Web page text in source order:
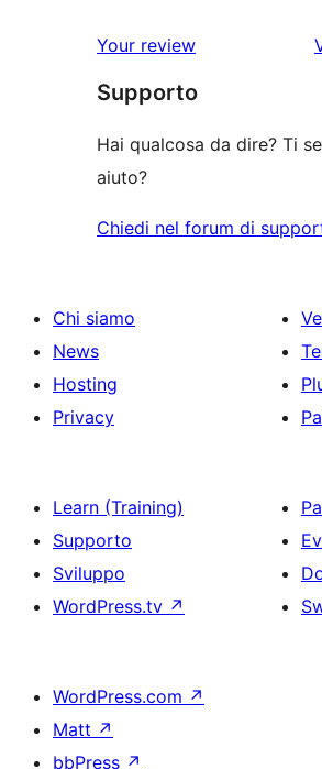
stelle
2-
stelle
a
1-
Your review
Supporto
Hai qualcosa da dire? Ti
aiuto?
Chiedi nel forum di
Chi siamo
News
Hosting
Privacy
Learn (Training)
Supporto
Sviluppo
WordPress.tv ↗
WordPress.com ↗
Matt ↗
bbPress ↗